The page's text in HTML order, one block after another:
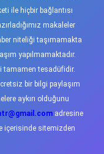
ile hiçbir bağlantısı
makaleler
niteliği taşımamakta
yapılmamaktadır.
tamamen tesadüfidir.
bir bilgi paylaşım
aykırı olduğunu
adresine
içerisinde sitemizden